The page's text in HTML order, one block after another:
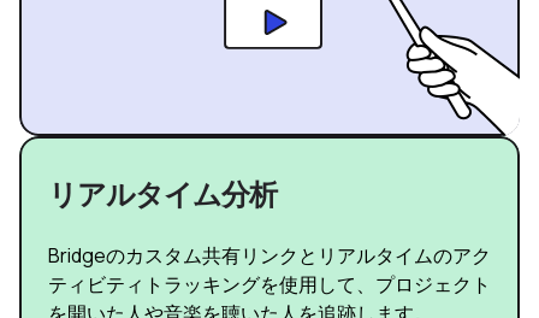
リアルタイム分析
Bridgeのカスタム共有リンクとリアルタイムのアク
ティビティトラッキングを使用して、プロジェクト